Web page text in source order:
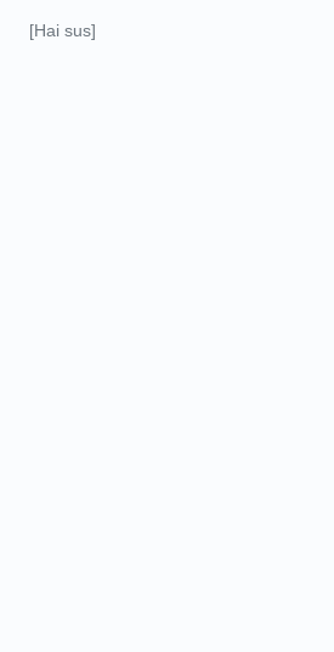
[Hai sus]